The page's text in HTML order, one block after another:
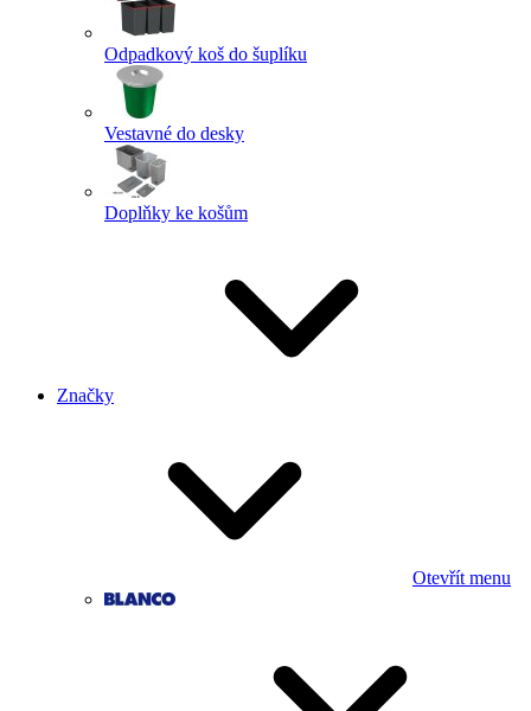
Odpadkový koš do šuplíku
Vestavné do desky
Doplňky ke košům
Značky
Otevřít menu